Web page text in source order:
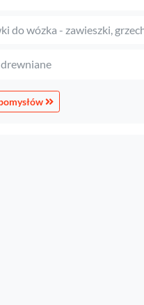
do wózka - zawieszki,